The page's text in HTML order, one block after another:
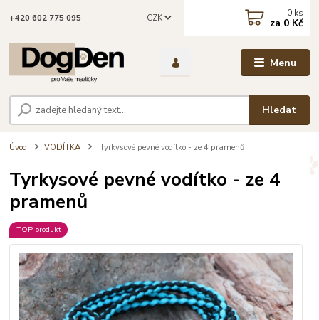
Menu
CZK
Hledat
+420 602 775 095 0 ks
za 0 Kč
Úvod VODÍTKA Tyrkysové pevné vodítko - ze 4 pramenů
Tyrkysové pevné vodítko - ze 4
pramenů
TOP produkt